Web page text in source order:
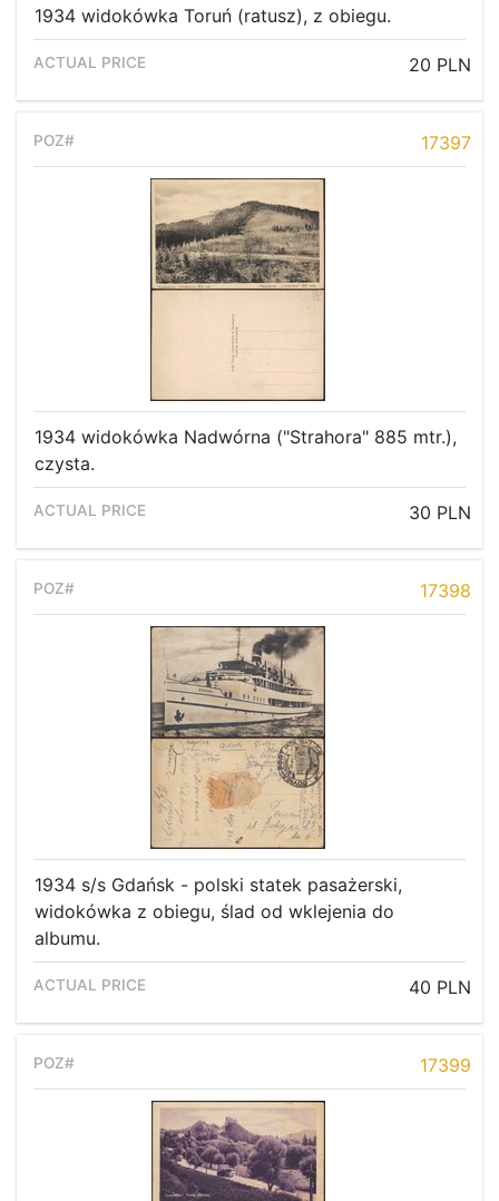
1934 widokówka Toruń (ratusz), z obiegu.
20 PLN
17397
1934 widokówka Nadwórna ("Strahora" 885 mtr.),
czysta.
30 PLN
17398
1934 s/s Gdańsk - polski statek pasażerski,
widokówka z obiegu, ślad od wklejenia do
albumu.
40 PLN
17399